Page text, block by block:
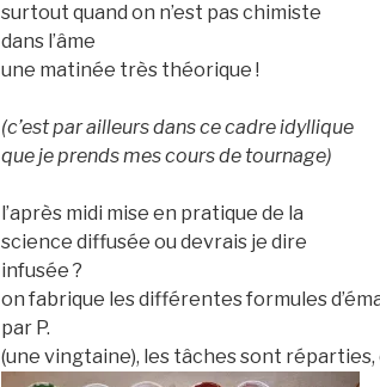
surtout quand on n’est pas chimiste
dans l’âme
une matinée très théorique !
(c’est par ailleurs dans ce cadre idyllique
que je prends mes cours de tournage)
l’après midi mise en pratique de la
science diffusée ou devrais je dire
infusée ?
on fabrique les différentes formules
par P.
(une vingtaine), les tâches sont